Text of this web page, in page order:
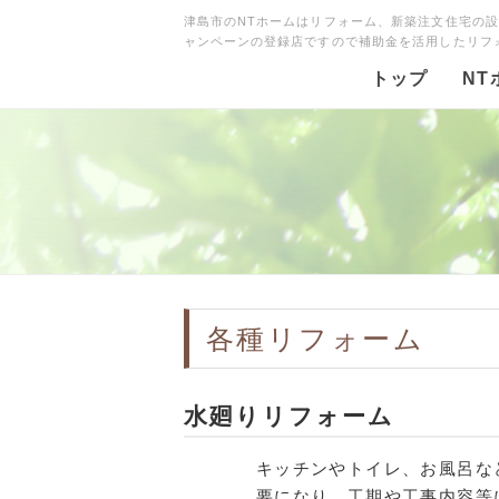
津島市のNTホームはリフォーム、新築注文住宅の
ャンペーンの登録店ですので補助金を活用したリ
トップ NT
各種リフォーム
水廻りリフォーム
キッチンやトイレ、お風呂な